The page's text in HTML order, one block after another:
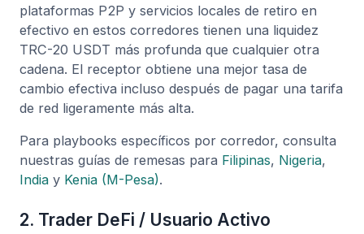
plataformas P2P y servicios locales de retiro en
efectivo en estos corredores tienen una liquidez
TRC-20 USDT más profunda que cualquier otra
cadena. El receptor obtiene una mejor tasa de
cambio efectiva incluso después de pagar una tarifa
de red ligeramente más alta.
Para playbooks específicos por corredor, consulta
nuestras guías de remesas para Filipinas, Nigeria,
India y Kenia (M-Pesa).
2. Trader DeFi / Usuario Activo